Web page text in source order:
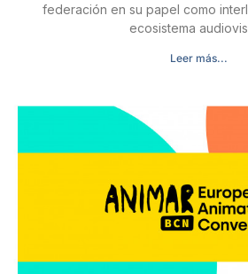
federación en su papel como
ecosistema
Leer más...